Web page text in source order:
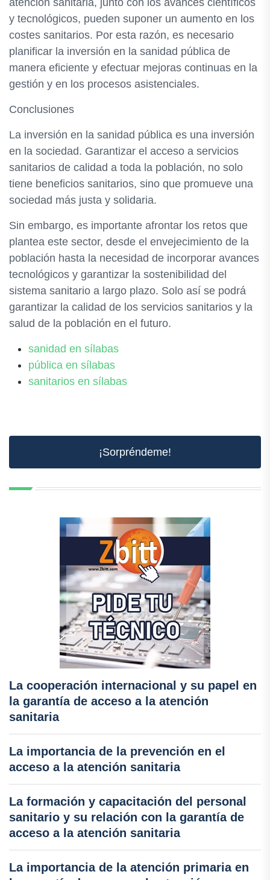
atención sanitaria, junto con los avances científicos
y tecnológicos, pueden suponer un aumento en los
costes sanitarios. Por esta razón, es necesario
planificar la inversión en la sanidad pública de
manera eficiente y efectuar mejoras continuas en la
gestión y en los procesos asistenciales.
Conclusiones
La inversión en la sanidad pública es una inversión
en la sociedad. Garantizar el acceso a servicios
sanitarios de calidad a toda la población, no solo
tiene beneficios sanitarios, sino que promueve una
sociedad más justa y solidaria.
Sin embargo, es importante afrontar los retos que
plantea este sector, desde el envejecimiento de la
población hasta la necesidad de incorporar avances
tecnológicos y garantizar la sostenibilidad del
sistema sanitario a largo plazo. Solo así se podrá
garantizar la calidad de los servicios sanitarios y la
salud de la población en el futuro.
sanidad en sílabas
pública en sílabas
sanitarios en sílabas
¡Sorpréndeme!
La cooperación internacional y su papel en
la garantía de acceso a la atención
sanitaria
La importancia de la prevención en el
acceso a la atención sanitaria
La formación y capacitación del personal
sanitario y su relación con la garantía de
acceso a la atención sanitaria
La importancia de la atención primaria en